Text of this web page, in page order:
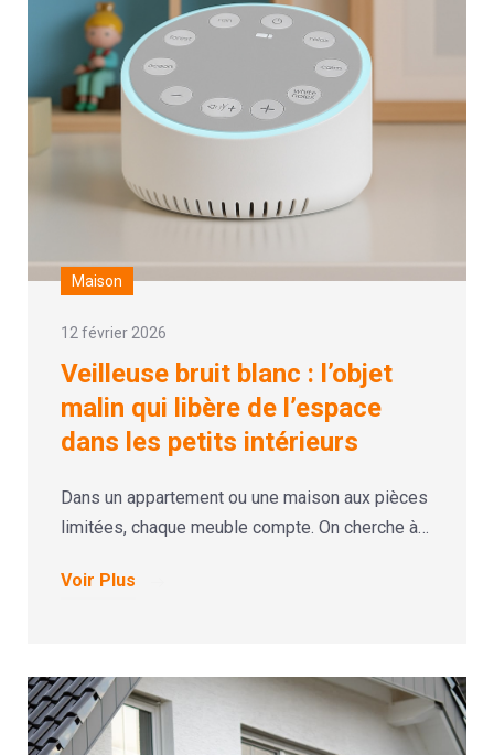
Maison
12 février 2026
Veilleuse bruit blanc : l’objet
malin qui libère de l’espace
dans les petits intérieurs
Dans un appartement ou une maison aux pièces
limitées, chaque meuble compte. On cherche à…
Voir Plus